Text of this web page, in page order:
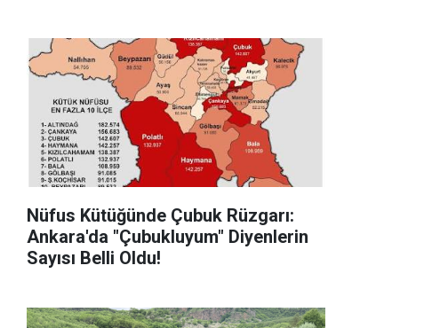
Nüfus Kütüğünde Çubuk Rüzgarı:
Ankara'da "Çubukluyum" Diyenlerin
Sayısı Belli Oldu!